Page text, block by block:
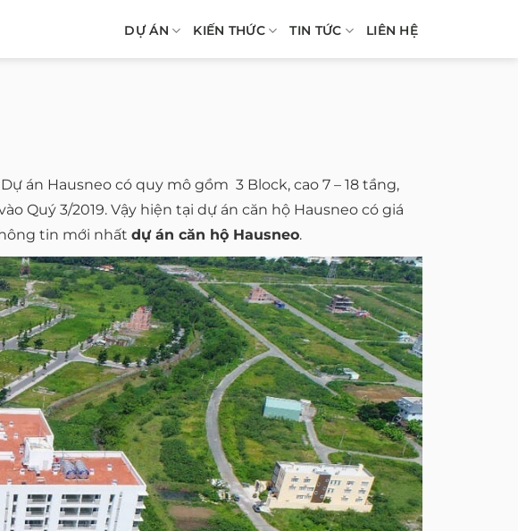
DỰ ÁN KIẾN THỨC TIN TỨC LIÊN HỆ
án Hausneo có quy mô gồm 3 Block, cao 7 – 18 tầng,
Quý 3/2019. Vậy hiện tại dự án căn hộ Hausneo có giá
tin mới nhất dự án căn hộ Hausneo.